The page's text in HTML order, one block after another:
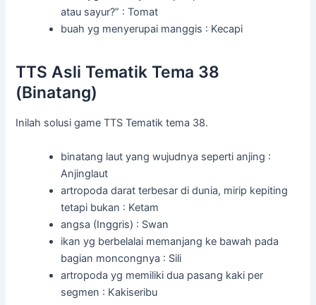
atau sayur?” : Tomat
buah yg menyerupai manggis : Kecapi
TTS Asli Tematik Tema 38
(Binatang)
Inilah solusi game TTS Tematik tema 38.
binatang laut yang wujudnya seperti anjing :
Anjinglaut
artropoda darat terbesar di dunia, mirip kepiting
tetapi bukan : Ketam
angsa (Inggris) : Swan
ikan yg berbelalai memanjang ke bawah pada
bagian moncongnya : Sili
artropoda yg memiliki dua pasang kaki per
segmen : Kakiseribu